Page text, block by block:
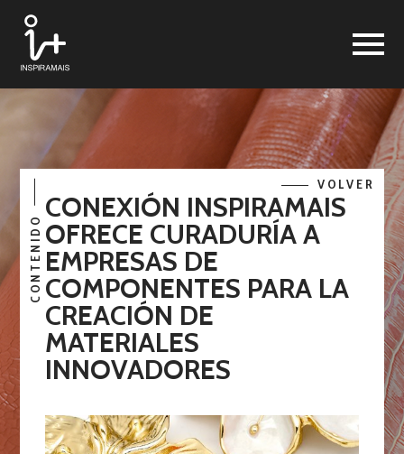
CONTENIDO
VOLVER
CONEXIÓN INSPIRAMAIS
OFRECE CURADURÍA A
EMPRESAS DE
COMPONENTES PARA LA
CREACIÓN DE
MATERIALES
INNOVADORES